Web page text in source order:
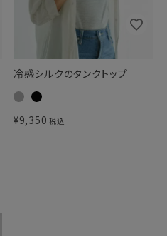
冷感シルクのタンクトップ
¥9,350 税込